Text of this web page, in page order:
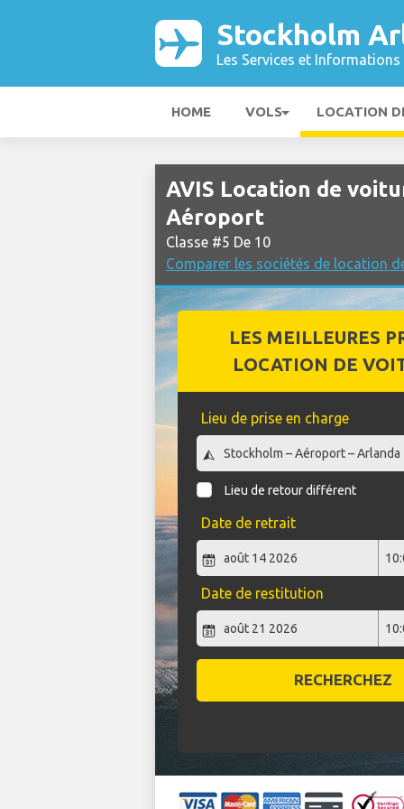
Stockholm
Les Services et
HOME VOLS LOCATION
AVIS Location de
Aéroport
Classe #5 De 10
Comparer les sociétés de location
LES MEILLEURES
LOCATION DE
Lieu de prise en charge
Lieu de retour différent
Date de retrait
Date de restitution
RECHERCHEZ